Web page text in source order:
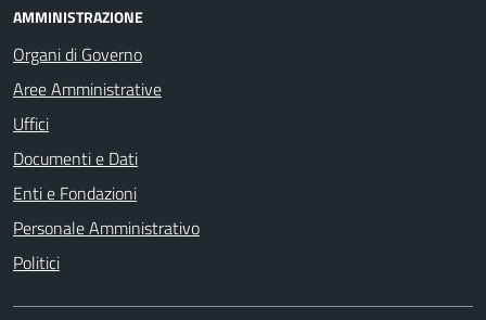
AMMINISTRAZIONE
Organi di Governo
Aree Amministrative
Uffici
Documenti e Dati
Enti e Fondazioni
Personale Amministrativo
Politici